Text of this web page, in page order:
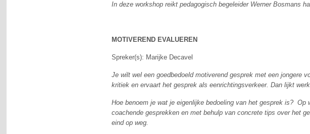
In deze workshop reikt pedagogisch begeleider Werner Bosmans
MOTIVEREND EVALUEREN
Spreker(s): Marijke Decavel
Je wilt wel een goedbedoeld motiverend gesprek met een jongere
kritiek en ervaart het gesprek als eenrichtingsverkeer. Dan lijkt
Hoe benoem je wat je eigenlijke bedoeling van het gesprek is?
coachende gesprekken en met behulp van concrete tips over het
eind op weg.